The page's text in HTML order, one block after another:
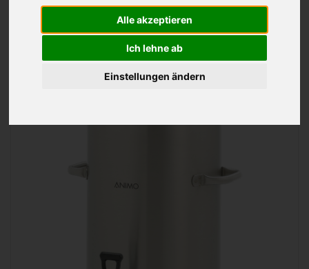
Alle akzeptieren
Ich lehne ab
Einstellungen ändern